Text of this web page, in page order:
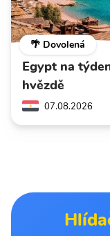
🌴 Dovolená
Egypt na
hvězdě
07.08.2026